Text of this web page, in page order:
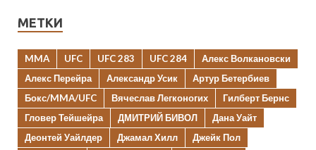
МЕТКИ
MMA UFC UFC 283 UFC 284
Алекс Волкановски
Алекс Перейра
Александр Усик
Артур Бетербиев
Бокс/MMA/UFC
Вячеслав Легконогих
Гилберт Бернс
Гловер Тейшейра
ДМИТРИЙ БИВОЛ
Дана Уайт
Деонтей Уайлдер
Джамал Хилл
Джейк Пол